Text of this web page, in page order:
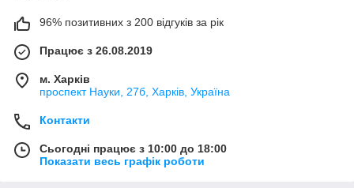
96% позитивних з 200 відгуків за рік
Працює з 26.08.2019
м. Харків
проспект Науки, 27б, Харків, Україна
Контакти
Сьогодні працює з 10:00 до 18:00
Показати весь графік роботи